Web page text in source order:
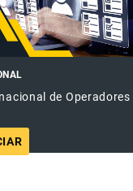
de Operadores